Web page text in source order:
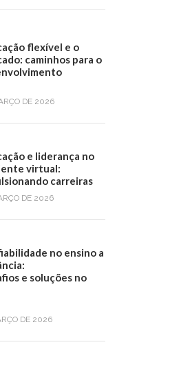
flexível e o
caminhos para o
DE 2026
e liderança no
virtual:
carreiras
DE 2026
no ensino a
e soluções no
DE 2026